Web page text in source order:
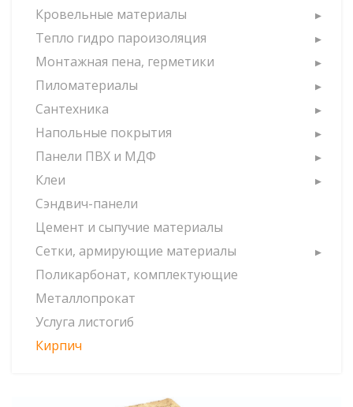
Кровельные материалы
Тепло гидро пароизоляция
Монтажная пена, герметики
Пиломатериалы
Сантехника
Напольные покрытия
Панели ПВХ и МДФ
Клеи
Сэндвич-панели
Цемент и сыпучие материалы
Сетки, армирующие материалы
Поликарбонат, комплектующие
Металлопрокат
Услуга листогиб
Кирпич